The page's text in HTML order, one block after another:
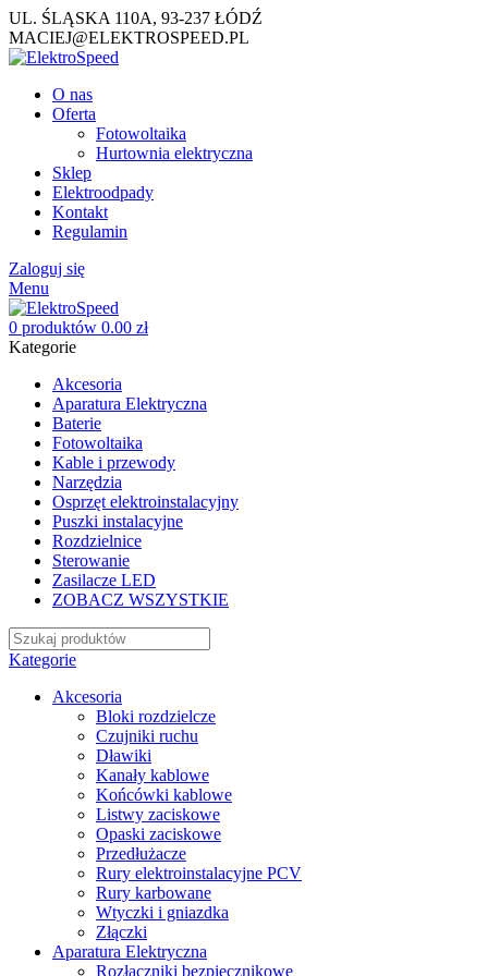
UL. ŚLĄSKA 110A, 93-237 ŁÓDŹ
MACIEJ@ELEKTROSPEED.PL
O nas
Oferta
Fotowoltaika
Hurtownia elektryczna
Sklep
Elektroodpady
Kontakt
Regulamin
Zaloguj się
Menu
0 produktów 0.00 zł
Kategorie
Akcesoria
Aparatura Elektryczna
Baterie
Fotowoltaika
Kable i przewody
Narzędzia
Osprzęt elektroinstalacyjny
Puszki instalacyjne
Rozdzielnice
Sterowanie
Zasilacze LED
ZOBACZ WSZYSTKIE
Kategorie
Akcesoria
Bloki rozdzielcze
Czujniki ruchu
Dławiki
Kanały kablowe
Końcówki kablowe
Listwy zaciskowe
Opaski zaciskowe
Przedłużacze
Rury elektroinstalacyjne PCV
Rury karbowane
Wtyczki i gniazdka
Złączki
Aparatura Elektryczna
Rozłączniki bezpiecznikowe